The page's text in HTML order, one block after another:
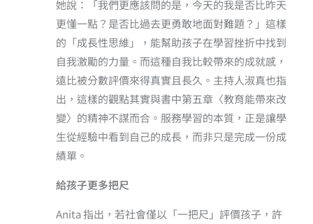
她說：「我們更應該問的是，今天的我是否比昨天
更懂一點？是否比過去更勇敢地面對難題？」這樣
的「成長性思維」，能幫助孩子在學習挫折中找到
自我激勵的力量。而這種自我比較帶來的成就感，
遠比被分數評價來得真實且長久。主持人淑真也指
出，這樣的觀點其實與書中第五章〈教育能帶來改
變〉的精神不謀而合。服務學習的本質，正是讓學
生從經驗中看到自己的成長，而非只是完成一份成
績單。
給孩子更多把尺
Anita 指出，若社會僅以「一把尺」評價孩子，許